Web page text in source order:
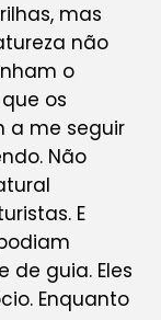
mas
não
o
os
a me seguir
Não
E
guia. Eles
Enquanto